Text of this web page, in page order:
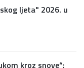
ljeta" 2026. u
kroz snove“: